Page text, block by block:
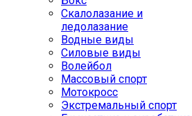
Скалолазание и
ледолазание
Водные виды
Силовые виды
Волейбол
Массовый спорт
Мотокросс
Экстремальный спорт